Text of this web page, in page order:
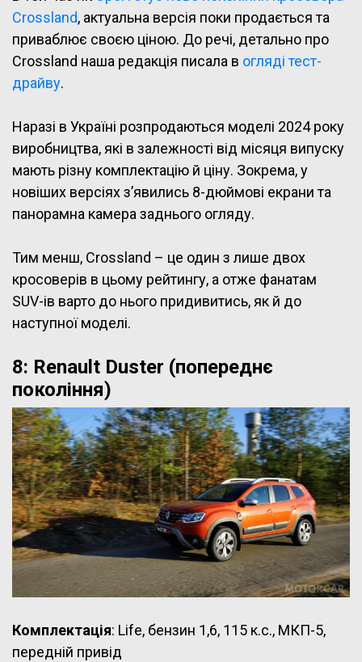
Crossland, актуальна версія поки продається та
приваблює своєю ціною. До речі, детально про
Crossland наша редакція писала в огляді тест-
драйву.
Наразі в Україні розпродаються моделі 2024 року
виробництва, які в залежності від місяця випуску
мають різну комплектацію й ціну. Зокрема, у
новіших версіях з’явились 8-дюймові екрани та
панорамна камера заднього огляду.
Тим менш, Crossland – це один з лише двох
кросоверів в цьому рейтингу, а отже фанатам
SUV-ів варто до нього придивитись, як й до
наступної моделі.
8: Renault Duster (попереднє
покоління)
Комплектація: Life, бензин 1,6, 115 к.с., МКП-5,
передній привід